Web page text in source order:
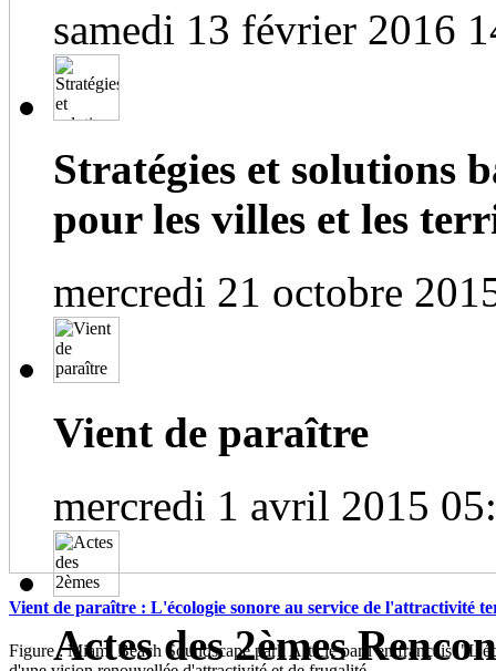
Vient de paraître : L'écologie sonore au service de l'attractivité
Figure : Miami Beach Soundscape park Article paru en français
samedi 13 février 2016
Stratégies et solutions
pour les villes et les
mercredi 21 octobre
Vient de paraître
mercredi 1 avril 2015
Actes des 2èmes